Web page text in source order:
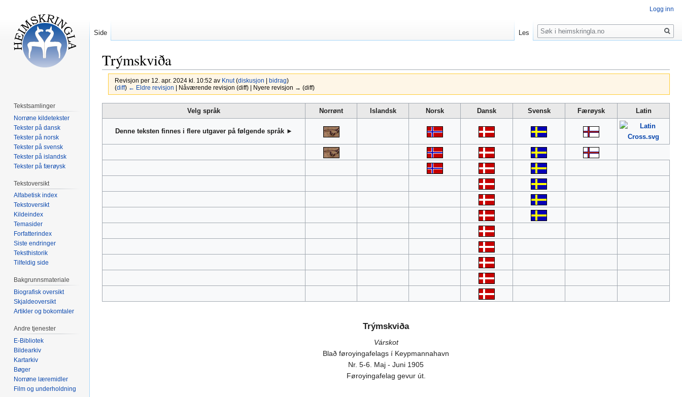
Trýmskviða
Revisjon per 12. apr. 2024 kl. 10:52 av Knut (diskusjon bidrag)
(diff) ← Eldre revisjon | Nåværende revisjon (diff) | Nyere revisjon → (diff)
til
navigering
til
Velg språk Norrønt Islandsk Norsk Dansk Svensk Færøysk Latin
Denne teksten finnes i flere utgaver på følgende språk ►
Trýmskviða
Várskot
Blað føroyingafelags í Keypmannahavn
Nr. 5-6. Maj - Juni 1905
Føroyingafelag gevur út.
Logg inn
Side Les
Søk
Tekstsamlinger
Norrøne kildetekster
Tekster på dansk
Tekster på norsk
Tekster på svensk
Tekster på islandsk
Tekster på færøysk
Tekstoversikt
Alfabetisk index
Tekstoversikt
Kildeindex
Temasider
Forfatterindex
Siste endringer
Teksthistorik
Tilfeldig side
Bakgrunnsmateriale
Biografisk oversikt
Skjaldeoversikt
Artikler og bokomtaler
Andre tjenester
E-Bibliotek
Bildearkiv
Kartarkiv
Bøger
Norrøne læremidler
Film og underholdning